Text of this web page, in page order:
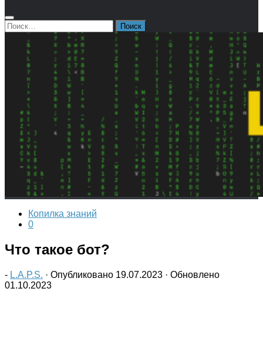
Найти:
Копилка знаний
0
Что такое бот?
- L.A.P.S. · Опубликовано 19.07.2023 · Обновлено
01.10.2023